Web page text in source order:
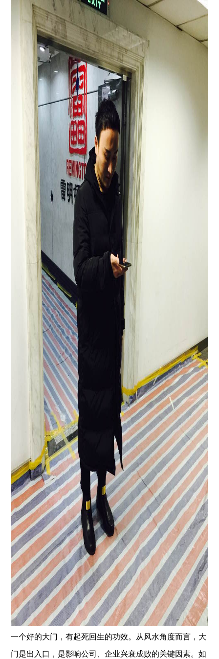
一个好的大门，有起死回生的功效。从风水角度而言，大
门是出入口，是影响公司、企业兴衰成败的关键因素。如